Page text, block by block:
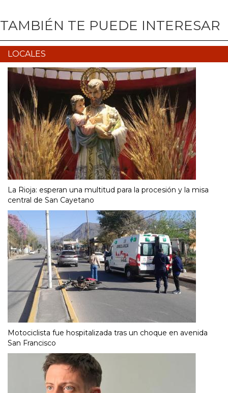
TAMBIÉN TE PUEDE INTERESAR
LOCALES
La Rioja: esperan una multitud para la procesión y la misa
central de San Cayetano
Motociclista fue hospitalizada tras un choque en avenida
San Francisco